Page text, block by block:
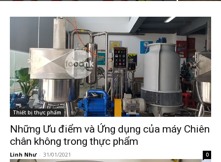
Thiết bị thực phẩm
Những Ưu điểm và Ứng dụng của máy Chiên
chân không trong thực phẩm
Linh Như - 31/01/2021 0